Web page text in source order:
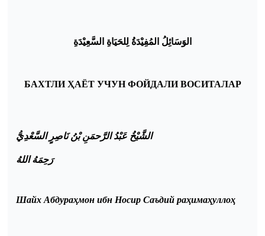
الوسائل المفيدة للحياة السعيدة
БАХТЛИ ҲАЁТ УЧУН ФОЙДАЛИ ВОСИТАЛАР
الشيخ عبدالرحمنبنناصر السعدي
رحمهالله
Шайх Абдураҳмон ибн Носир Саъдий раҳимаҳуллоҳ